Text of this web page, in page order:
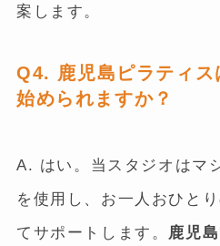
案します。
Q4. 鹿児島ピラティス
始められますか？
A. はい。当スタジオはマ
を使用し、お一人おひと
てサポートします。 鹿児